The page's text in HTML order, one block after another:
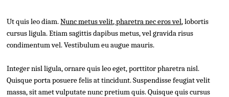
Ut quis leo diam.Nunc metus velit, pharetra nec eros vel, lobortis
cursus ligula. Etiam sagittis dapibus metus, vel gravida risus
condimentum vel. Vestibulum eu augue mauris.
Integer nisl ligula, ornare quis leo eget, porttitor pharetra nisl.
Quisque porta posuere felis at tincidunt. Suspendisse feugiat velit
massa, sit amet vulputate nunc pretium quis. Quisque quis cursus